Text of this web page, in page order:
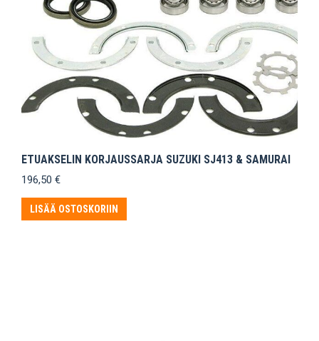
ETUAKSELIN KORJAUSSARJA SUZUKI SJ413 & SAMURAI
196,50 €
LISÄÄ OSTOSKORIIN